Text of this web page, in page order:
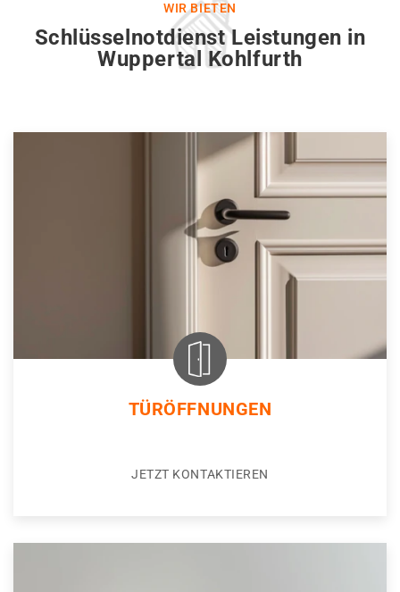
WIR BIETEN
Schlüsselnotdienst Leistungen in
Wuppertal Kohlfurth
TÜRÖFFNUNGEN
JETZT KONTAKTIEREN